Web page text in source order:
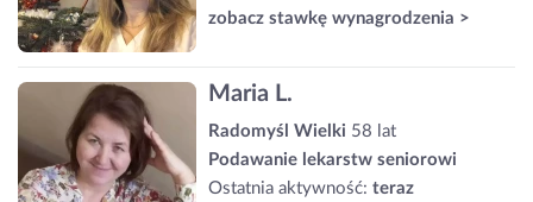
zobacz stawkę wynagrodzenia >
Maria L.
Radomyśl Wielki 58 lat
Podawanie lekarstw seniorowi
Ostatnia aktywność: teraz